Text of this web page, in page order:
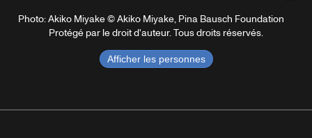
Photo: Akiko Miyake © Akiko Miyake, Pina Bausch Foundation
Protégé par le droit d'auteur. Tous droits réservés.
Afficher les personnes